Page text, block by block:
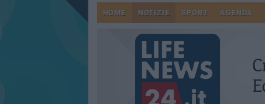
HOME NOTIZIE SPORT AGENDA